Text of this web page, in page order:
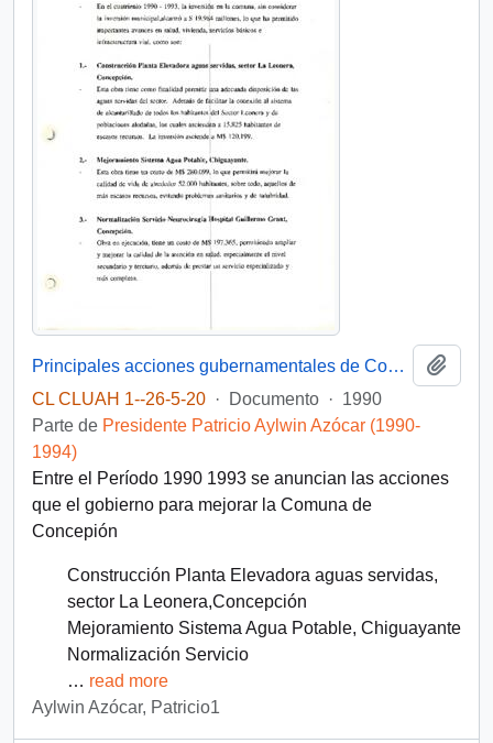
Principales acciones gubernamentales de Concepción entre 1990-1993
CL CLUAH 1--26-5-20 · Documento · 1990
Parte de Presidente Patricio Aylwin Azócar (1990-
1994)
Entre el Período 1990 1993 se anuncian las acciones
que el gobierno para mejorar la Comuna de
Concepión
Construcción Planta Elevadora aguas servidas,
sector La Leonera,Concepción
Mejoramiento Sistema Agua Potable, Chiguayante
Normalización Servicio
… read more
Aylwin Azócar, Patricio1